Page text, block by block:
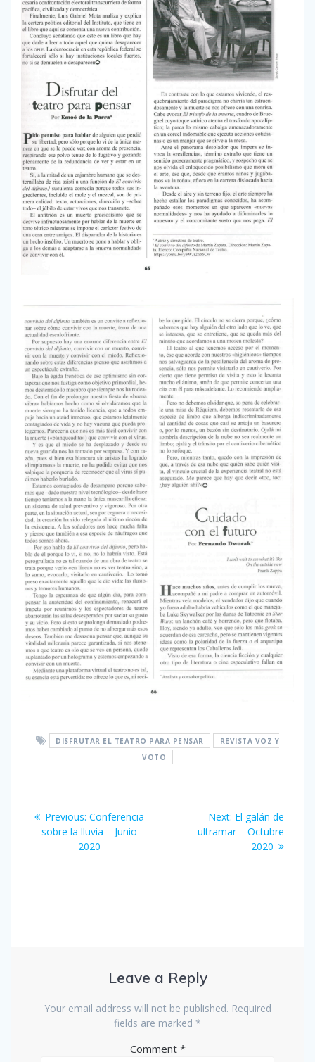
DISFRUTAR EL TEATRO PARA PENSAR
REVISTA VOZ Y
VOTO
Post
navigation
Previous: Previous
post:
Conferencia
sobre la lluvia – Junio
2020
Next: Next
post:
El galán de
ultramar – Octubre
2020
Leave a Reply
Your email address will not be published. Required
fields are marked *
Comment *